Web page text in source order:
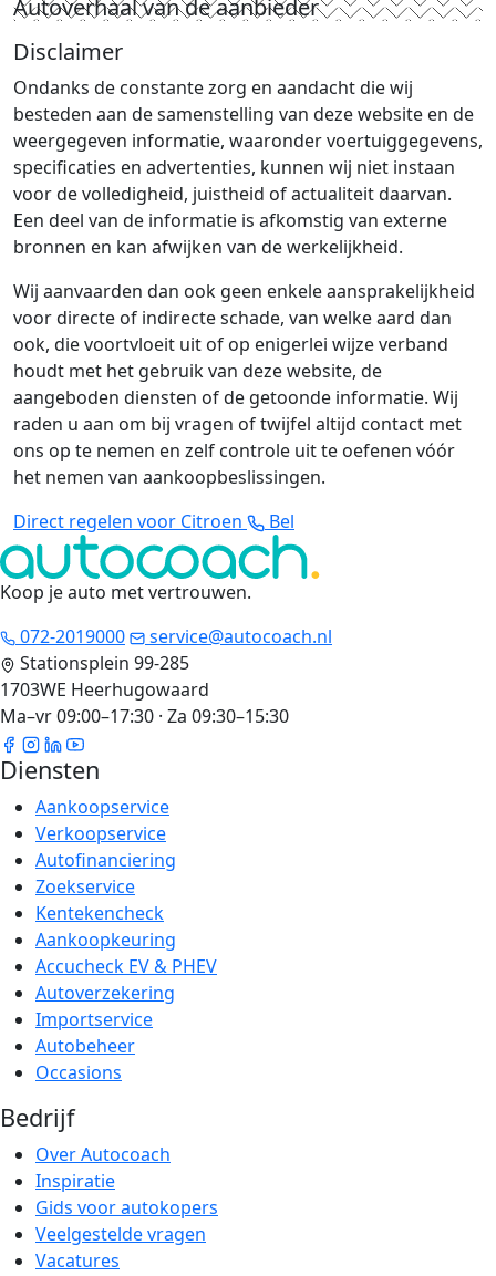
Autoverhaal van de aanbieder
Disclaimer
Ondanks de constante zorg en aandacht die wij
besteden aan de samenstelling van deze website en de
weergegeven informatie, waaronder voertuiggegevens,
specificaties en advertenties, kunnen wij niet instaan
voor de volledigheid, juistheid of actualiteit daarvan.
Een deel van de informatie is afkomstig van externe
bronnen en kan afwijken van de werkelijkheid.
Wij aanvaarden dan ook geen enkele aansprakelijkheid
voor directe of indirecte schade, van welke aard dan
ook, die voortvloeit uit of op enigerlei wijze verband
houdt met het gebruik van deze website, de
aangeboden diensten of de getoonde informatie. Wij
raden u aan om bij vragen of twijfel altijd contact met
ons op te nemen en zelf controle uit te oefenen vóór
het nemen van aankoopbeslissingen.
Direct regelen voor Citroen
Bel
Koop je auto met vertrouwen.
072-2019000
service@autocoach.nl
Stationsplein 99-285
1703WE Heerhugowaard
Ma–vr 09:00–17:30 · Za 09:30–15:30
Diensten
Aankoopservice
Verkoopservice
Autofinanciering
Zoekservice
Kentekencheck
Aankoopkeuring
Accucheck EV & PHEV
Autoverzekering
Importservice
Autobeheer
Occasions
Bedrijf
Over Autocoach
Inspiratie
Gids voor autokopers
Veelgestelde vragen
Vacatures